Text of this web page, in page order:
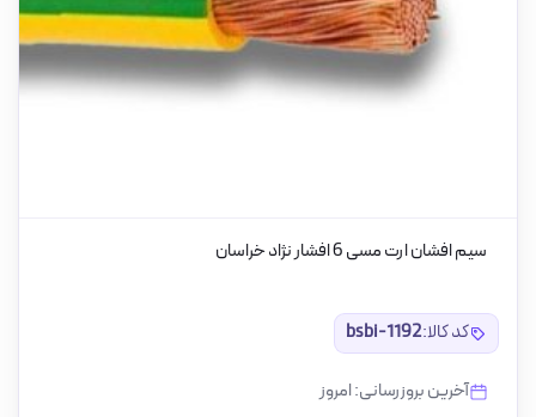
سیم افشان ارت مسی 6 افشار نژاد خراسان
کد کالا:bsbi-1192
آخرین بروزرسانی: امروز